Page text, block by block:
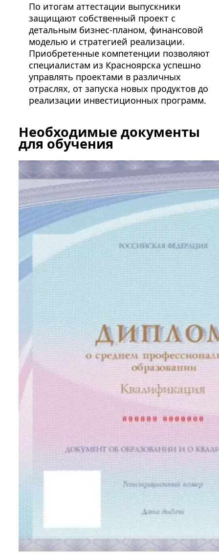
По итогам аттестации выпускники
защищают собственный проект с
детальным бизнес-планом, финансовой
моделью и стратегией реализации.
Приобретенные компетенции позволяют
специалистам из Красноярска успешно
управлять проектами в различных
отраслях, от запуска новых продуктов до
реализации инвестиционных программ.
Необходимые документы
для обучения